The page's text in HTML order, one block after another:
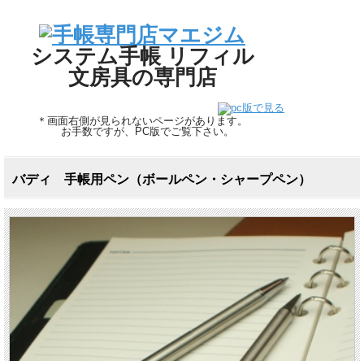
システム手帳 リフィル
文房具の専門店
＊画面右側が見られないページがあります。
お手数ですが、PC版でご覧下さい。
バディ 手帳用ペン（ボールペン・シャープペン）